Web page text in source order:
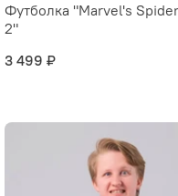
Футболка "Marvel's
2"
3 499 ₽